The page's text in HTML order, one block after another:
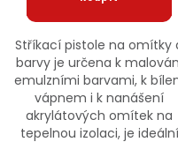
Stříkací pistole na omítky
barvy je určena k
emulzními barvami, k
vápnem i k nanášení
akrylátových omítek na
tepelnou izolaci, je ideální